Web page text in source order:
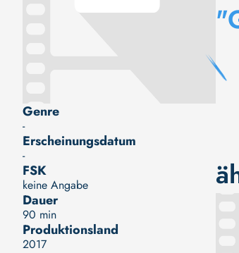
Genre
-
Erscheinungsdatum
-
FSK
keine Angabe
Dauer
90 min
Produktionsland
2017